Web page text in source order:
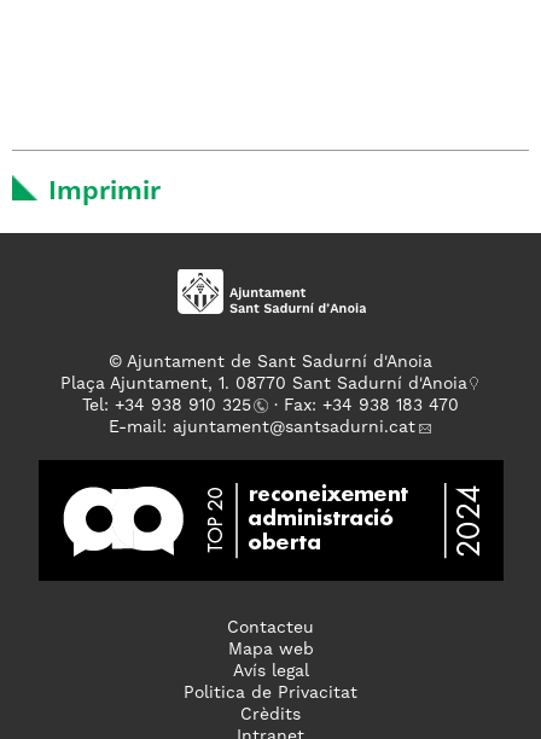
Imprimir
© Ajuntament de Sant Sadurní d'Anoia
Plaça Ajuntament, 1. 08770 Sant Sadurní d'Anoia
Tel: +34 938 910 325
· Fax: +34 938 183 470
E-mail: ajuntament@santsadurni.cat
Contacteu
Mapa web
Avís legal
Politica de Privacitat
Crèdits